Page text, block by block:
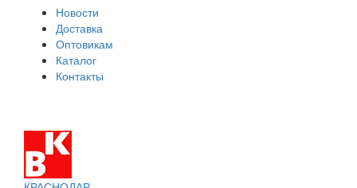
Новости
Доставка
Оптовикам
Каталог
Контакты